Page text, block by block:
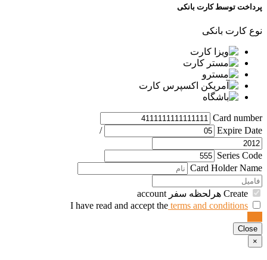
پرداخت توسط کارت بانکی
نوع کارت بانکی
Card number
Expire Date
/
Series Code
Card Holder Name
terms and conditions
Close
×